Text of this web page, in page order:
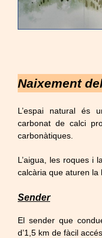
Naixement
L’espai natural és
carbonat de calci
carbonàtiques.
L’aigua, les roques i
calcària que aturen la
Sender
El sender que
d’1,5 km de fàcil accés.